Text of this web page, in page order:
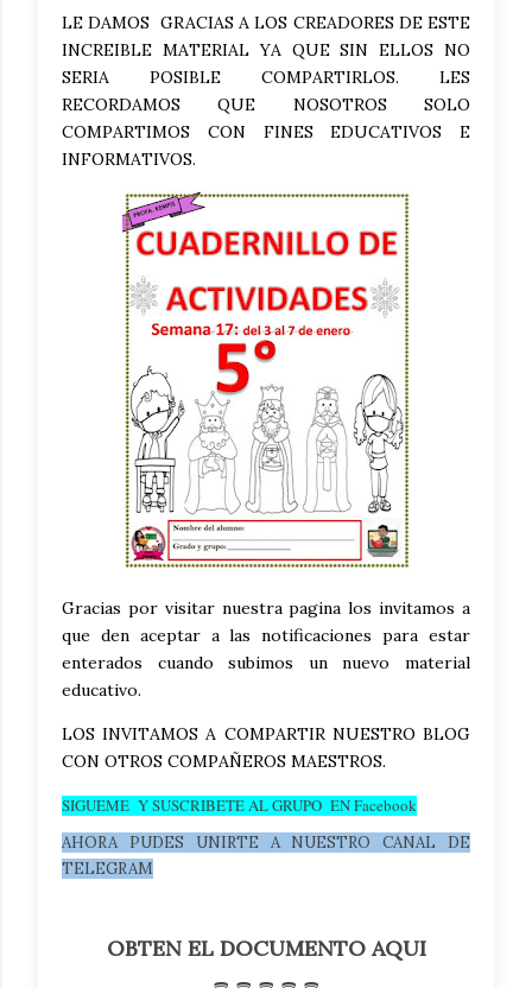
LE DAMOS GRACIAS A LOS CREADORES DE ESTE
INCREIBLE MATERIAL YA QUE SIN ELLOS NO
SERIA POSIBLE COMPARTIRLOS. LES
RECORDAMOS QUE NOSOTROS SOLO
COMPARTIMOS CON FINES EDUCATIVOS E
INFORMATIVOS.
Gracias por visitar nuestra pagina los invitamos a
que den aceptar a las notificaciones para estar
enterados cuando subimos un nuevo material
educativo.
LOS INVITAMOS A COMPARTIR NUESTRO BLOG
CON OTROS COMPAÑEROS MAESTROS.
SIGUEME Y SUSCRIBETE AL GRUPO EN Facebook
AHORA PUDES UNIRTE A NUESTRO CANAL DE
TELEGRAM
OBTEN EL DOCUMENTO AQUI